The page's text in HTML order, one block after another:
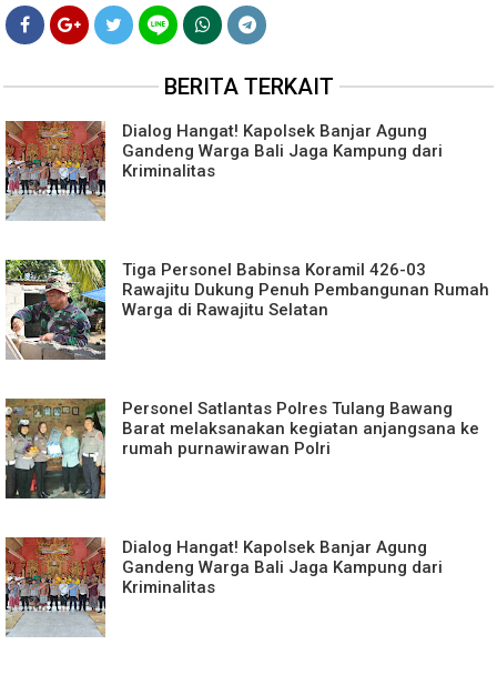
BERITA TERKAIT
Dialog Hangat! Kapolsek Banjar Agung
Gandeng Warga Bali Jaga Kampung dari
Kriminalitas
Tiga Personel Babinsa Koramil 426-03
Rawajitu Dukung Penuh Pembangunan Rumah
Warga di Rawajitu Selatan
Personel Satlantas Polres Tulang Bawang
Barat melaksanakan kegiatan anjangsana ke
rumah purnawirawan Polri
Dialog Hangat! Kapolsek Banjar Agung
Gandeng Warga Bali Jaga Kampung dari
Kriminalitas